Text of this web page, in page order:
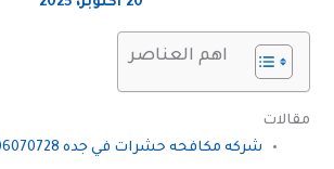
20 أكتوبر، 2025
اهم العناصر
مقالات
شركه مكافحه حشرات في جده 0506070728 خصم 50%